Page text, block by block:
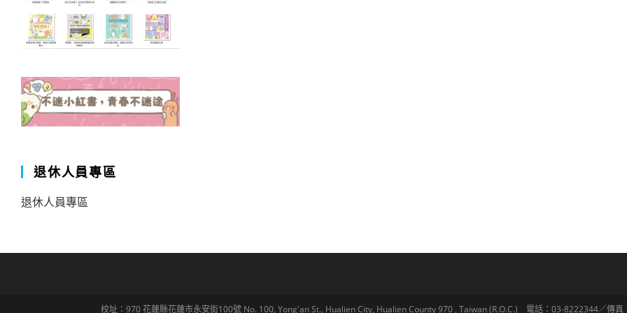
退休人員專區
退休人員專區
校址：970 花蓮縣花蓮市永安街100號 No. 100, Yong'an St., Hualien City, Hualien County 970 , Taiwan (R.O.C.) 電話：03-8222344／傳